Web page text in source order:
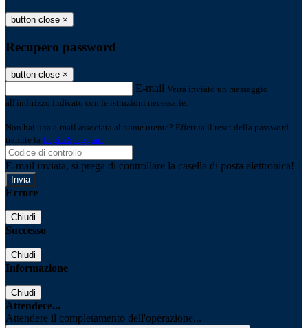
button close ×
Recupero password
button close ×
E-mail Verrà inviato un messaggio
all'indirizzo indicato con le istruzioni necessarie.
Non hai una e-mail associata al nome utente? Effettua il reset della password
tramite la Login Spaggiari
E-mail inviata, si prega di controllare la casella di posta elettronica!
Errore
Chiudi
Successo
Chiudi
Informazione
Chiudi
Attendere...
Attendere il completamento dell'operazione...